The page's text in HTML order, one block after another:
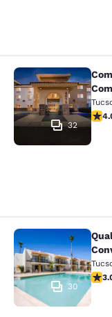
Comfort
32
Quality Inn
30